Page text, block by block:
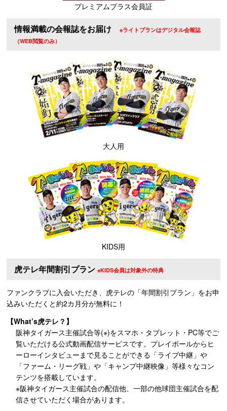
プレミアムプラス会員証
情報満載の会報誌をお届け
※ライトプランはデジタル会報誌
（WEB閲覧のみ）
大人用
KIDS用
虎テレ年間割引プラン ※KIDS会員は対象外の特典
ファンクラブに入会いただき、虎テレの「年間割引プラン」をお申
込みいただくと約2カ月分が無料に！
【What’s虎テレ？】
阪神タイガース主催試合等(※)をスマホ・タブレット・PC等でご
覧いただける公式動画配信サービスです。プレイボールからヒ
ーローインタビューまで見ることができる「ライブ中継」や
「ファーム・リーグ戦」や「キャンプ中継映像」等様々なコン
テンツを搭載しています。
※阪神タイガース主催試合の配信他、一部の他球団主催試合を配
信させていただく場合があります。